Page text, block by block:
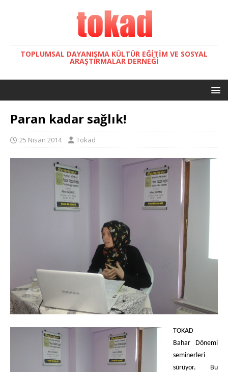
TOPLUMSAL DAYANIŞMA KÜLTÜR EĞITIM VE SOSYAL
ARAŞTIRMALAR DERNEĞI
Paran kadar sağlık!
25 Nisan 2014 Tokad
TOKAD
Bahar
Dönemi
seminerleri
sürüyor. Bu